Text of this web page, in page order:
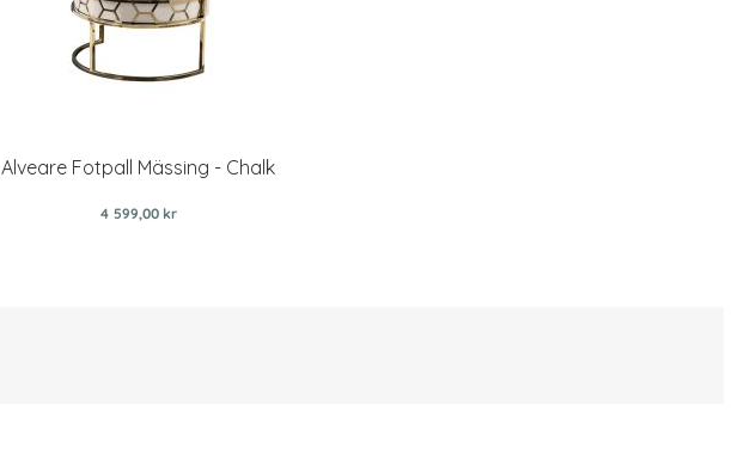
Alveare Fotpall Mässing - Chalk
4 599,00 kr